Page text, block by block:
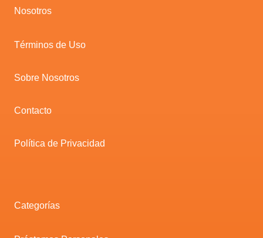
Nosotros
Términos de Uso
Sobre Nosotros
Contacto
Política de Privacidad
Categorías